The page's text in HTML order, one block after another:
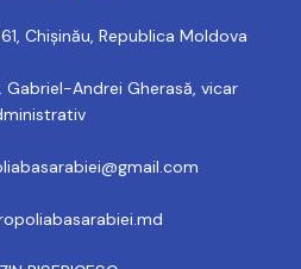
Chișinău, Republica Moldova
Gabriel-Andrei Gherasă, vicar